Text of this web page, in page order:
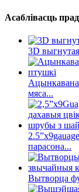
Асаблівасць
3D
мяса...
парасона...
Вытворца